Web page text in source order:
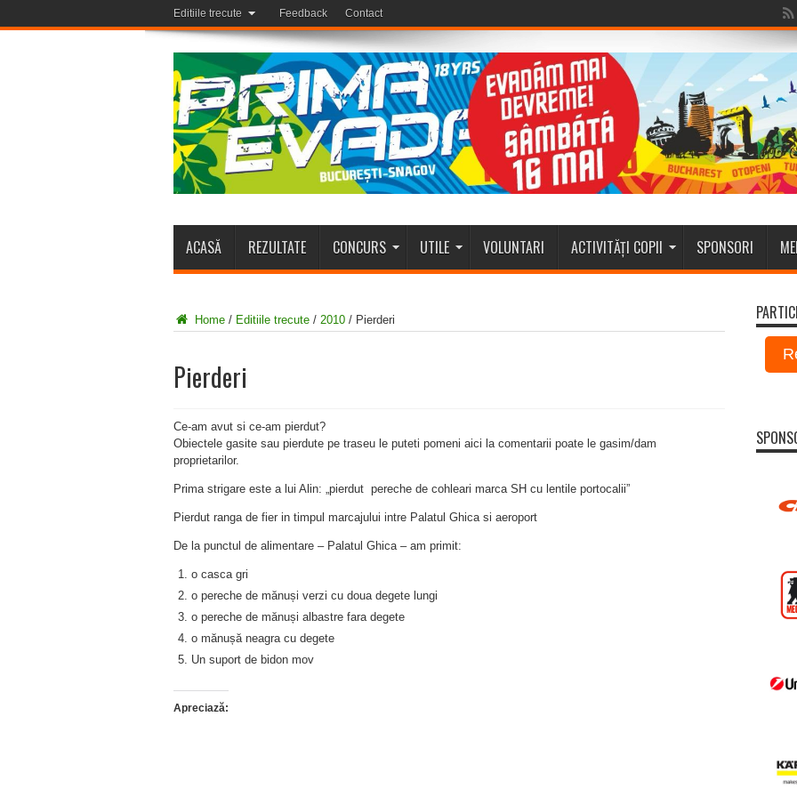
Editiile trecute Feedback Contact
ACASĂ REZULTATE CONCURS UTILE VOLUNTARI ACTIVITĂȚI COPII SPONSORI
Home / Editiile trecute / 2010 / Pierderi
Pierderi
Ce-am avut si ce-am pierdut?
Obiectele gasite sau pierdute pe traseu le puteti pomeni aici la comentarii poate le gasim/dam
proprietarilor.
Prima strigare este a lui Alin: „pierdut pereche de cohleari marca SH cu lentile portocalii”
Pierdut ranga de fier in timpul marcajului intre Palatul Ghica si aeroport
De la punctul de alimentare – Palatul Ghica – am primit:
o casca gri
o pereche de mănuși verzi cu doua degete lungi
o pereche de mănuși albastre fara degete
o mănușă neagra cu degete
Un suport de bidon mov
Apreciază: